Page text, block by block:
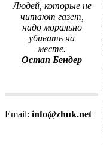
Людей, которые не
читают газет,
надо морально
убивать на
месте.
Остап Бендер
Email: info@zhuk.net